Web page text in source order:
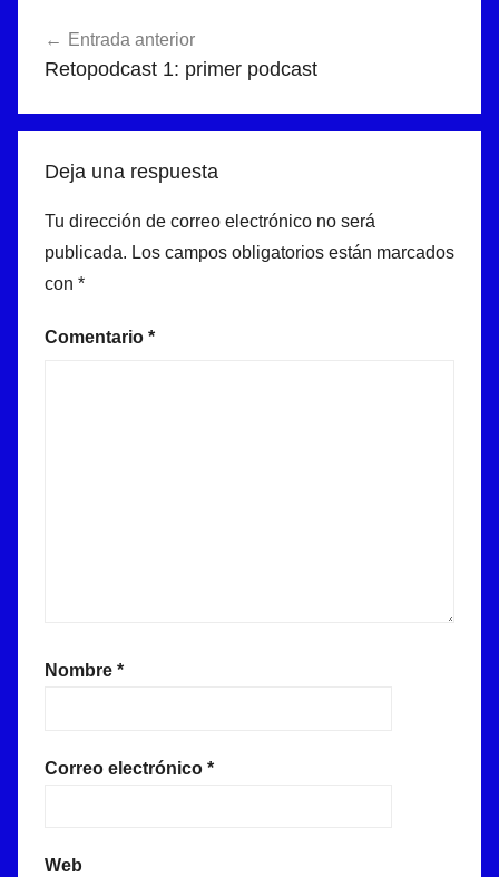
o
o
k
p
p
de
Entrada anterior
Retopodcast 1: primer podcast
Deja una respuesta
Tu dirección de correo electrónico no será
publicada. Los campos obligatorios están marcados
con *
Comentario *
Nombre *
Correo electrónico *
Web